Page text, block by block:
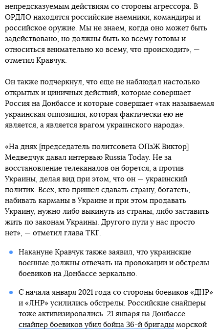
непредсказуемым действиям со стороны агрессора. В
ОРДЛО находятся российские наемники, командиры и
российское оружие. Мы не знаем, когда оно может быть
задействовано, но должны быть ко всему готовы и
относиться внимательно ко всему, что происходит», —
отметил Кравчук.
Он также подчеркнул, что еще не наблюдал настолько
открытых и циничных действий, которые совершает
Россия на Донбассе и которые совершает «так называемая
украинская оппозиция, которая фактически ею не
является, а является врагом украинского народа».
«На днях [председатель политсовета ОПзЖ Виктор]
Медведчук давал интервью Russia Today. Не за
восстановление телеканалов он борется, а против
Украины, делая вид при этом, что он — украинский
политик. Всех, кто пришел сдавать страну, богатеть,
набивать карманы в Украине и при этом продавать
Украину, нужно либо выкинуть из страны, либо заставить
жить по законам Украины. Другого пути у нас просто
нет», — отметил глава ТКГ.
Накануне Кравчук также заявил, что украинские
военные должны отвечать на провокации и обстрелы
боевиков на Донбассе зеркально.
С начала января 2021 года со стороны боевиков «ДНР»
и «ЛНР» усилились обстрелы. Российские снайперы
тоже активизировались. 21 января на Донбассе
снайпер боевиков убил бойца 36-й бригадыморской